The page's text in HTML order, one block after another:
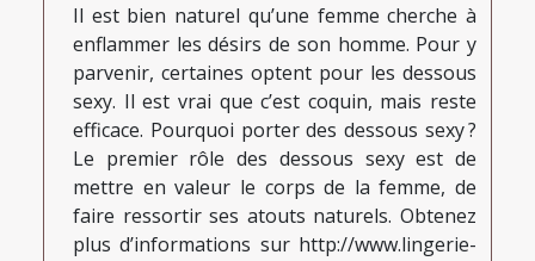
Il est bien naturel qu’une femme cherche à
enflammer les désirs de son homme. Pour y
parvenir, certaines optent pour les dessous
sexy. Il est vrai que c’est coquin, mais reste
efficace. Pourquoi porter des dessous sexy ?
Le premier rôle des dessous sexy est de
mettre en valeur le corps de la femme, de
faire ressortir ses atouts naturels. Obtenez
plus d’informations sur http://www.lingerie-